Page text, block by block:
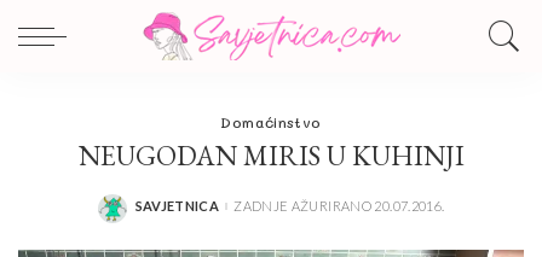
Domaćinstvo
NEUGODAN MIRIS U KUHINJI
POSTED
SAVJETNICA ZADNJE AŽURIRANO 20.07.2016.